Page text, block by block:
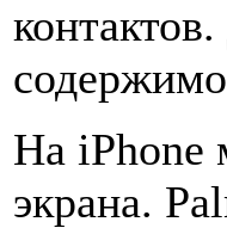
На iPhone
экрана.